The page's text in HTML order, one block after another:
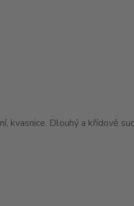
kvasnice. Dlouhý a křídově